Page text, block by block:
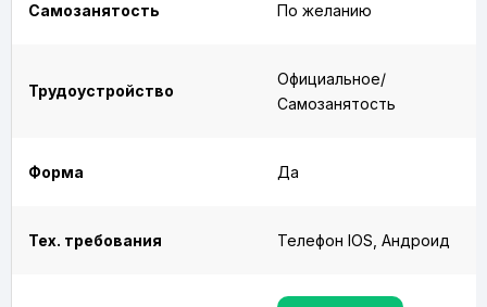
Самозанятость По желанию
Трудоустройство
Официальное/
Самозанятость
Форма Да
Тех. требования Телефон IOS, Андроид